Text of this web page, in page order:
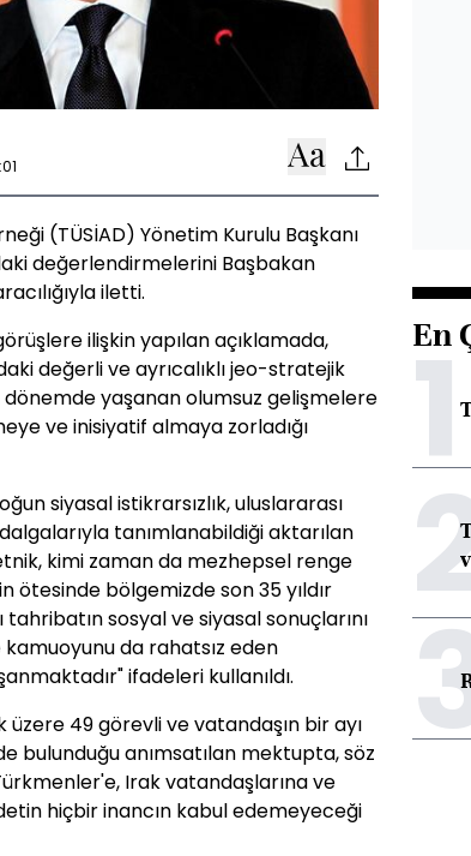
(TÜSİAD) Yönetim Kurulu Başkanı
değerlendirmelerini Başbakan
iletti.
ilişkin yapılan açıklamada,
değerli ve ayrıcalıklı jeo-stratejik
yaşanan olumsuz gelişmelere
ve inisiyatif almaya zorladığı
siyasal istikrarsızlık, uluslararası
tanımlanabildiği aktarılan
kimi zaman da mezhepsel renge
bölgemizde son 35 yıldır
sosyal ve siyasal sonuçlarını
da rahatsız eden
ifadeleri kullanıldı.
49 görevli ve vatandaşın bir ayı
bulunduğu anımsatılan mektupta, söz
Irak vatandaşlarına ve
hiçbir inancın kabul edemeyeceği
En
1